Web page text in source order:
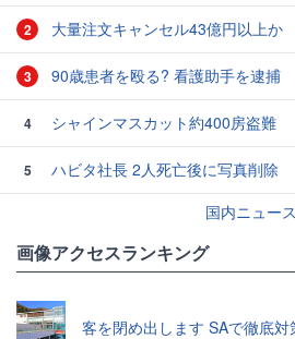
2 大量注文キャンセル43億円以上か
3 90歳患者を殴る? 看護助手を逮捕
4 シャインマスカット約400房盗難
5
ハビタ社長 2人死亡後に写真削除
国内ニュー
画像アクセスランキング
客を閉め出します SAで徹底対